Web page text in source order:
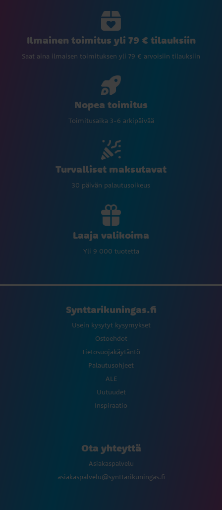
Ilmainen toimitus yli 79 € tilauksiin
Saat aina ilmaisen toimituksen yli 79 € arvoisiin tilauksiin
Nopea toimitus
Toimitusaika 3-6 arkipäivää
Turvalliset maksutavat
30 päivän palautusoikeus
Laaja valikoima
Yli 9 000 tuotetta
Synttarikuningas.fi
Usein kysytyt kysymykset
Ostoehdot
Tietosuojakäytäntö
Palautusohjeet
ALE
Uutuudet
Inspiraatio
Ota yhteyttä
Asiakaspalvelu
asiakaspalvelu@synttarikuningas.fi